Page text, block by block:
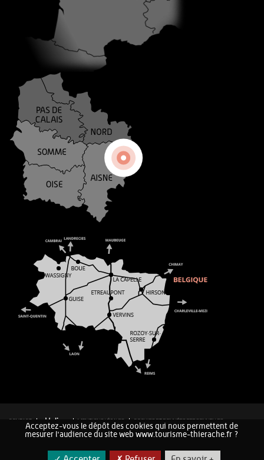
CONTACT MENTIONS LÉGALES
COOKIES ET DONNÉES PERSONNELLES
PLAN DU SITE
Acceptez-vous le dépôt des cookies qui nous permettent de
mesurer l'audience du site web www.tourisme-thierache.fr ?